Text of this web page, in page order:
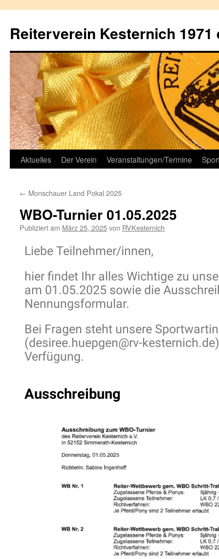
Reiterverein Kesternich 1971
Aktuelles Der Verein Veranstaltungen/Termine
← Monschauer Land Pokal 2025
WBO-Turnier 01.05.2025
Publiziert am März 25, 2025von RVKesternich
Liebe Teilnehmer/innen,
hier findet Ihr alles Wichtige zu
am 01.05.2025 sowie die
Nennungsformular.
Bei Fragen steht unsere
(desiree.huepgen@rv-
Verfügung.
Ausschreibung